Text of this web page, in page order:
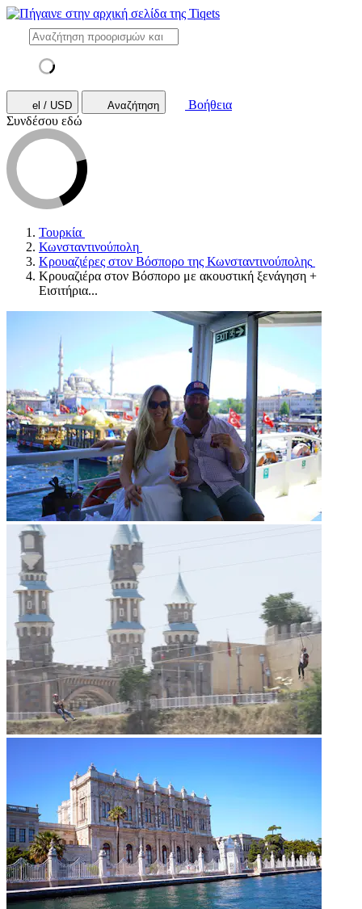
el / USD Αναζήτηση
Βοήθεια
Συνδέσου εδώ
Τουρκία
Κωνσταντινούπολη
Κρουαζιέρες στον Βόσπορο της Κωνσταντινούπολης
Κρουαζιέρα στον Βόσπορο με ακουστική ξενάγηση +
Εισιτήρια...